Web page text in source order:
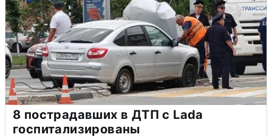
8 пострадавших в ДТП с Lada
госпитализированы